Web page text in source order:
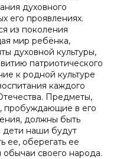
духовного
его проявлениях.
из поколения
мир ребёнка,
духовной культуры,
патриотического
к родной культуре
каждого
Предметы,
пробуждающие в его
должны быть
дети наши будут
ее, оберегать ее
своего народа.